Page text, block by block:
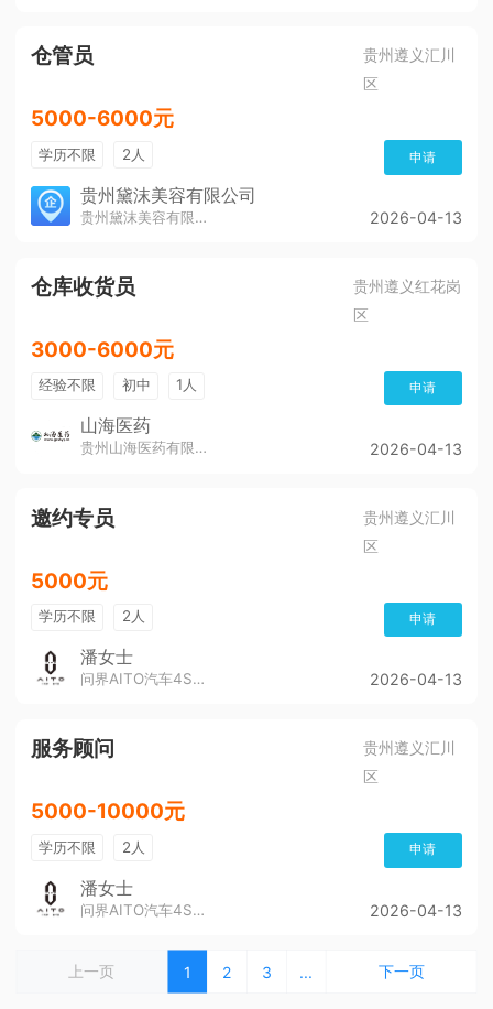
仓管员
贵州遵义汇川
区
5000-6000元
学历不限 2人 申请
贵州黛沫美容有限公司
贵州黛沫美容有限公司 2026-04-13
仓库收货员
贵州遵义红花岗
区
3000-6000元
经验不限 初中 1人 申请
山海医药
贵州山海医药有限公司 2026-04-13
邀约专员
贵州遵义汇川
区
5000元
学历不限 2人 申请
潘女士
问界AITO汽车4S店（董公寺汽博城） 2026-04-13
服务顾问
贵州遵义汇川
区
5000-10000元
学历不限 2人 申请
潘女士
问界AITO汽车4S店（董公寺汽博城） 2026-04-13
上一页 1 2 3 ... 下一页